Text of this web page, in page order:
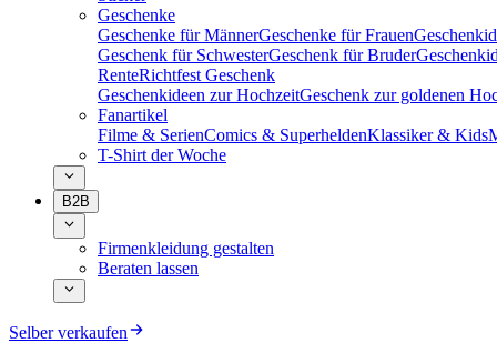
Geschenke
Geschenke für MännerGeschenke für Frauen
Geschenk für SchwesterGeschenk für Bruder
RenteRichtfest Geschenk
Geschenkideen zur HochzeitGeschenk zur goldenen
Fanartikel
Filme & SerienComics & SuperheldenKlassiker & Kids
T-Shirt der Woche
B2B
Firmenkleidung gestalten
Beraten lassen
Selber verkaufen